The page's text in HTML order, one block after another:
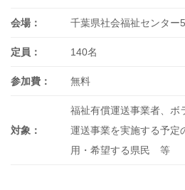
会場： 千葉県社会福祉センター
定員： 140名
参加費： 無料
対象：
福祉有償運送事業者、ボ
運送事業を実施する予定
用・希望する県民 等